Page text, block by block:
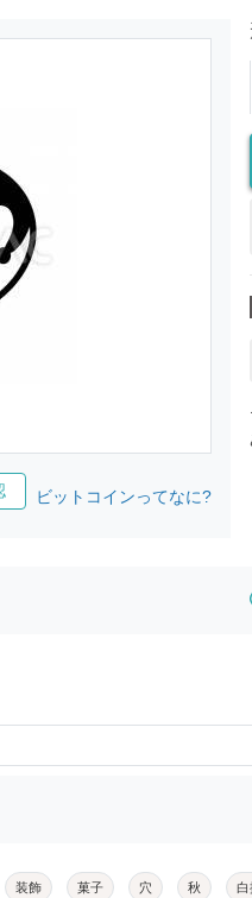
ビットコインってなに?
装飾 菓子 穴 秋 白